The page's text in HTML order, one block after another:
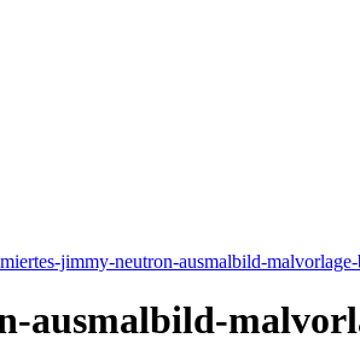
jimmy-neutron-ausmalbild-
ausmalbild-